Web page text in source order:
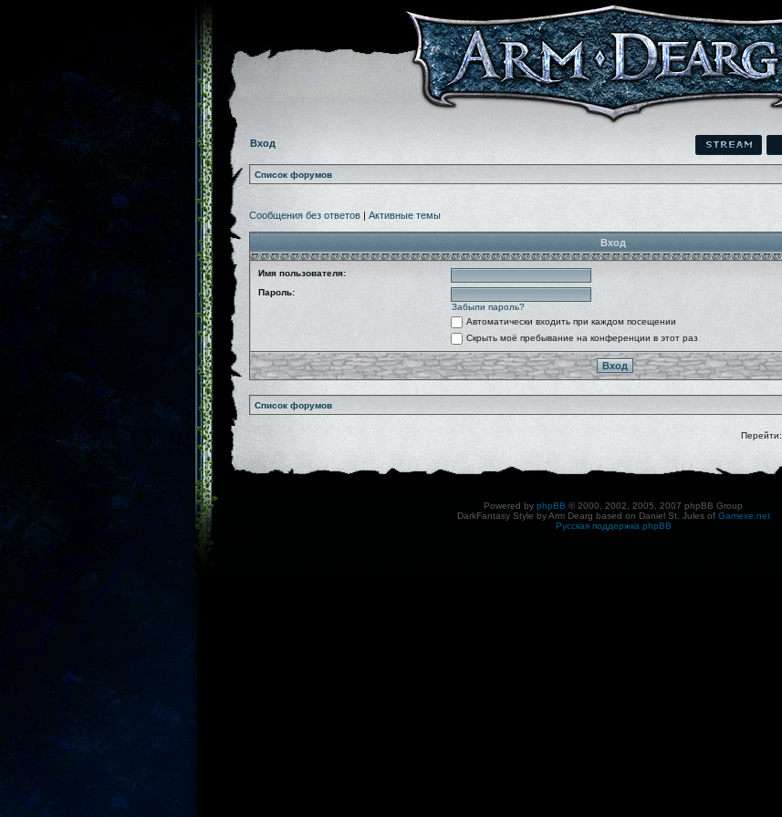
Вход
Список форумов
Сообщения без ответов | Активные темы
Вход
Имя пользователя:
Пароль:
Забыли пароль?
Автоматически входить при каждом посещении
Скрыть моё пребывание на конференции в этот раз
Список форумов
Перейти:
Powered by phpBB © 2000, 2002, 2005, 2007 phpBB Group
DarkFantasy Style by Arm Dearg based on Daniel St. Jules of Gamexe.net
Русская поддержка phpBB